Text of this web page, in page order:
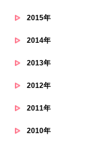
2015年
2014年
2013年
2012年
2011年
2010年